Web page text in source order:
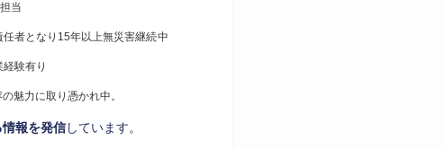
当
となり15年以上無災害継続中
験有り
魅力に取り憑かれ中。
報を発信しています。